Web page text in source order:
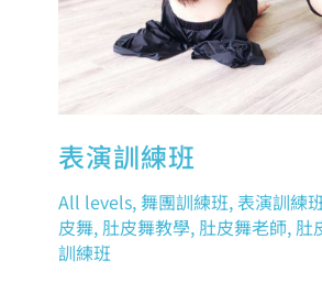
表演訓練班
All levels,舞團訓練班, 表演訓練
皮舞, 肚皮舞教學, 肚皮舞老師, 肚
訓練班